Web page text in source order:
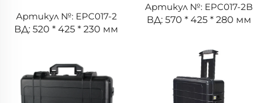
Артикул №: EPC017-2
ВД: 520 * 425 * 230 мм
Артикул №: EPC017-2B
ВД: 570 * 425 * 280 мм